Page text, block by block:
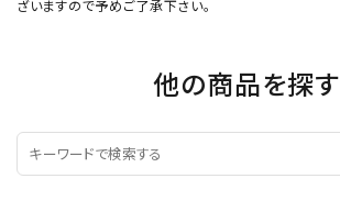
ざいますので予めご了承下さい。
他の商品を探す